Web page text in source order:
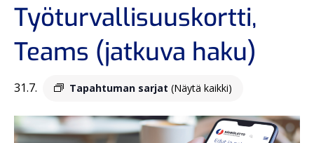
Työturvallisuuskortti,
Teams (jatkuva haku)
31.7. Tapahtuman sarjat (Näytä kaikki)